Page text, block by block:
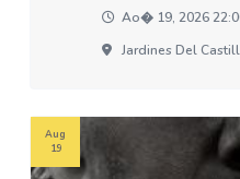
Ao� 19, 2026
Jardines Del
Aug
19